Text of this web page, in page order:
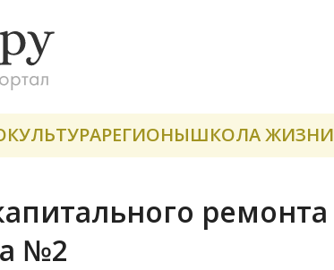
КУЛЬТУРАРЕГИОНЫШКОЛА ЖИЗНИ
ремонта
№2